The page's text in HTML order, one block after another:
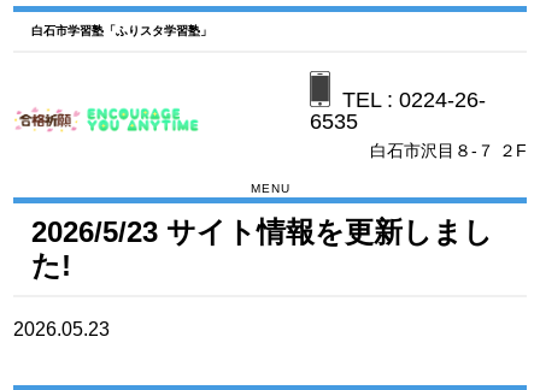
白石市学習塾「ふりスタ学習塾」
TEL :0224-26-
6535
白石市沢目８-７ ２F
MENU
2026/5/23 サイト情報を更新しまし
た!
2026.05.23